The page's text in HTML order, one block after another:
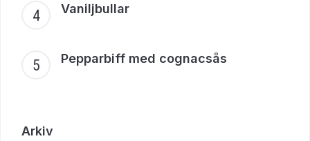
Vaniljbullar
Pepparbiff med cognacsås
Arkiv